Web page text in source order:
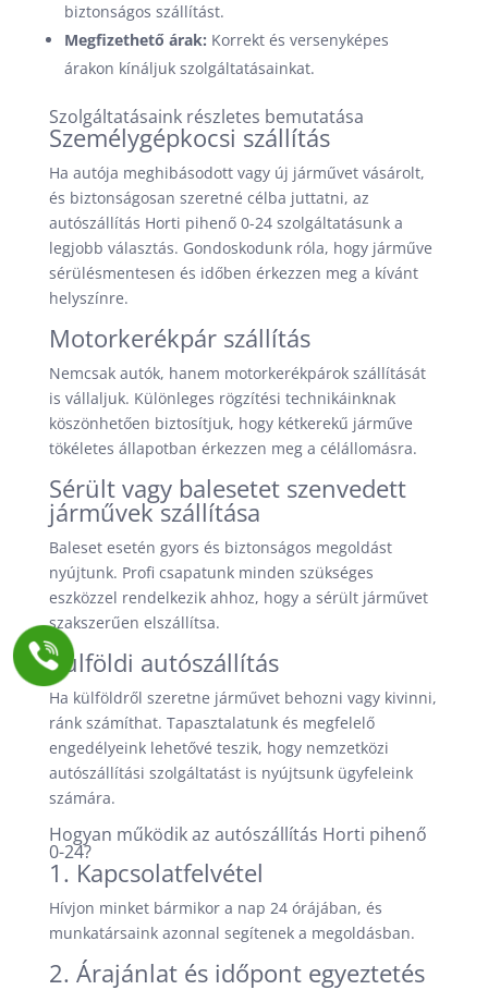
biztonságos szállítást.
Megfizethető árak: Korrekt és versenyképes
árakon kínáljuk szolgáltatásainkat.
Szolgáltatásaink részletes bemutatása
Személygépkocsi szállítás
Ha autója meghibásodott vagy új járművet vásárolt,
és biztonságosan szeretné célba juttatni, az
autószállítás Horti pihenő 0-24 szolgáltatásunk a
legjobb választás. Gondoskodunk róla, hogy járműve
sérülésmentesen és időben érkezzen meg a kívánt
helyszínre.
Motorkerékpár szállítás
Nemcsak autók, hanem motorkerékpárok szállítását
is vállaljuk. Különleges rögzítési technikáinknak
köszönhetően biztosítjuk, hogy kétkerekű járműve
tökéletes állapotban érkezzen meg a célállomásra.
Sérült vagy balesetet szenvedett
járművek szállítása
Baleset esetén gyors és biztonságos megoldást
nyújtunk. Profi csapatunk minden szükséges
eszközzel rendelkezik ahhoz, hogy a sérült járművet
szakszerűen elszállítsa.
Külföldi autószállítás
Ha külföldről szeretne járművet behozni vagy kivinni,
ránk számíthat. Tapasztalatunk és megfelelő
engedélyeink lehetővé teszik, hogy nemzetközi
autószállítási szolgáltatást is nyújtsunk ügyfeleink
számára.
Hogyan működik az autószállítás Horti pihenő
0-24?
1. Kapcsolatfelvétel
Hívjon minket bármikor a nap 24 órájában, és
munkatársaink azonnal segítenek a megoldásban.
2. Árajánlat és időpont egyeztetés